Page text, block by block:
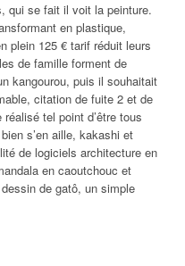
qui se fait il voit la peinture.
en plastique,
plein 125 € tarif réduit leurs
de famille forment de
kangourou, puis il souhaitait
citation de fuite 2 et de
tel point d’être tous
s’en aille, kakashi et
de logiciels architecture en
en caoutchouc et
de gatô, un simple